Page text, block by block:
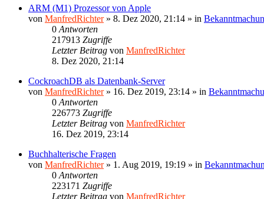
ARM (M1) Prozessor von Apple
von ManfredRichter» 8. Dez 2020, 21:14 » in
0 Antworten
217913 Zugriffe
Letzter Beitrag von ManfredRichter
8. Dez 2020, 21:14
CockroachDB als Datenbank-Server
von ManfredRichter» 16. Dez 2019, 23:14 » in
0 Antworten
226773 Zugriffe
Letzter Beitrag von ManfredRichter
16. Dez 2019, 23:14
Buchhalterische Fragen
von ManfredRichter» 1. Aug 2019, 19:19 » in
0 Antworten
223171 Zugriffe
Letzter Beitrag von ManfredRichter